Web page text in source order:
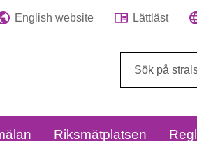
English website Lättläst
Riksmätplatsen